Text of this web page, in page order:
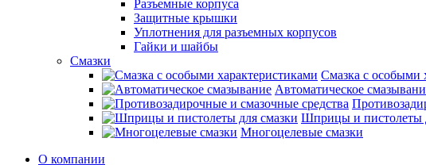
Разъемные корпуса
Защитные крышки
Уплотнения для разъемных корпусов
Гайки и шайбы
Смазки
Смазка с особыми
Автоматическое
Шприцы и пистолеты
Многоцелевые смазки
О компании